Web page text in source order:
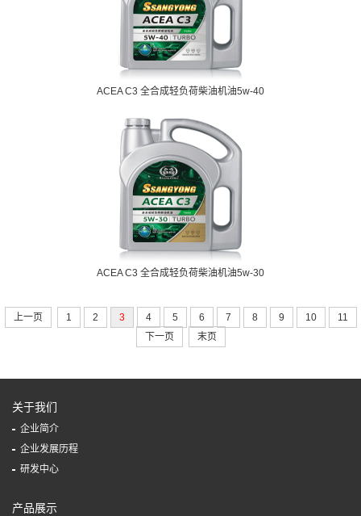
ACEA C3 全合成轻负荷柴油机油5w-40
ACEA C3 全合成轻负荷柴油机油5w-30
上一页 1 2 3 4 5 6 7 8 9 10
11
下一页
末页
关于我们
企业简介
企业发展历程
研发中心
产品展示